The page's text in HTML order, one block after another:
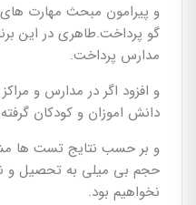
و پیرامون مبحث مهارت
گو پرداخت.طاهری در این
مدارس پرداخت.
و افزود اگر در مدارس و
دانش اموزان و کودکان
و بر حسب نتایج تست ها
حجم بی میلی به تحصیل و
نخواهیم بود.